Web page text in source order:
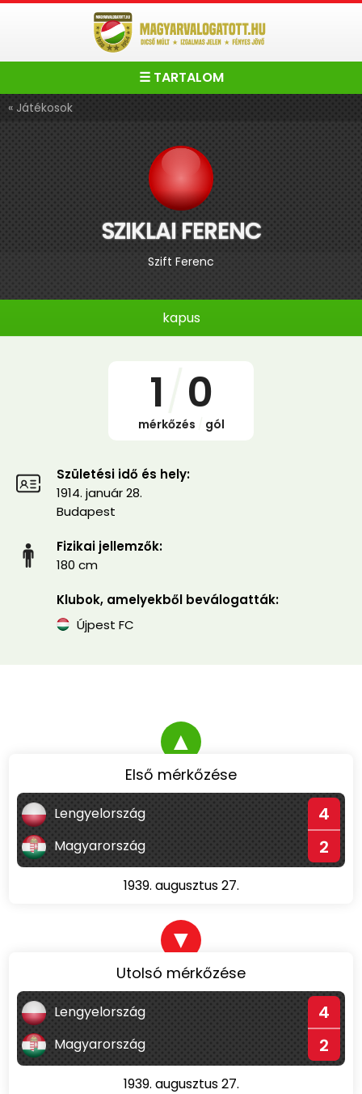
☰ TARTALOM
« Játékosok
SZIKLAI FERENC
Szift Ferenc
kapus
1 0
mérkőzés gól
Születési idő és hely:
1914. január 28.
Budapest
Fizikai jellemzők:
180 cm
Klubok, amelyekből beválogatták:
Újpest FC
▲
Első mérkőzése
Lengyelország 4
Magyarország 2
1939. augusztus 27.
▼
Utolsó mérkőzése
Lengyelország 4
Magyarország 2
1939. augusztus 27.